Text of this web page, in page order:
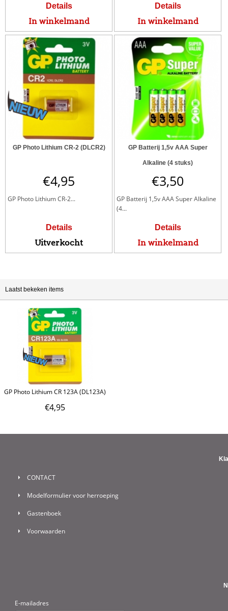
Details
In winkelmand
Details
In winkelmand
GP Photo Lithium CR-2 (DLCR2)
€4,95
GP Photo Lithium CR-2...
Details
Uitverkocht
GP Batterij 1,5v AAA Super
Alkaline (4 stuks)
€3,50
GP Batterij 1,5v AAA Super Alkaline
(4...
Details
In winkelmand
Laatst bekeken items
GP Photo Lithium CR 123A (DL123A)
€4,95
CONTACT
Modelformulier voor herroeping
Gastenboek
Voorwaarden
E-mailadres